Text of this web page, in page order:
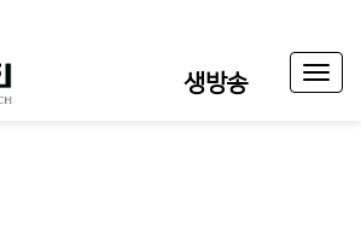
생방송
Toggle